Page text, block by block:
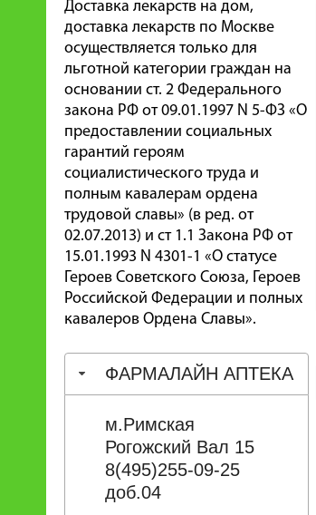
Доставка лекарств на дом,
доставка лекарств по Москве
осуществляется только для
льготной категории граждан на
основании ст. 2 Федерального
закона РФ от 09.01.1997 N 5-ФЗ «О
предоставлении социальных
гарантий героям
социалистического труда и
полным кавалерам ордена
трудовой славы» (в ред. от
02.07.2013) и ст 1.1 Закона РФ от
15.01.1993 N 4301-1 «О статусе
Героев Советского Союза, Героев
Российской Федерации и полных
кавалеров Ордена Славы».
ФАРМАЛАЙН АПТЕКА
м.Римская
Рогожский Вал 15
8(495)255-09-25
доб.04